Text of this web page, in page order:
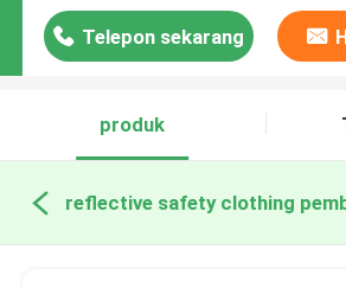
Telepon sekarang
produk
reflective safety clothing